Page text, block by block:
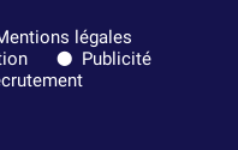
légales
Publicité